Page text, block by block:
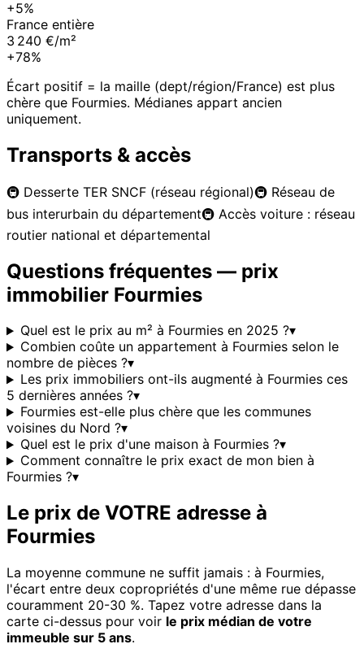
+5%
France entière
3 240 €/m²
+78%
Écart positif = la maille (dept/région/France) est plus
chère que Fourmies. Médianes appart ancien
uniquement.
Transports & accès
🚇 Desserte TER SNCF (réseau régional)🚇 Réseau de
bus interurbain du département🚇 Accès voiture : réseau
routier national et départemental
Questions fréquentes — prix
immobilier Fourmies
Quel est le prix au m² à Fourmies en 2025 ?▾
Combien coûte un appartement à Fourmies selon le
nombre de pièces ?▾
Les prix immobiliers ont-ils augmenté à Fourmies ces
5 dernières années ?▾
Fourmies est-elle plus chère que les communes
voisines du Nord ?▾
Quel est le prix d'une maison à Fourmies ?▾
Comment connaître le prix exact de mon bien à
Fourmies ?▾
Le prix de VOTRE adresse à
Fourmies
La moyenne commune ne suffit jamais : à Fourmies,
l'écart entre deux copropriétés d'une même rue dépasse
couramment 20-30 %. Tapez votre adresse dans la
carte ci-dessus pour voir le prix médian de votre
immeuble sur 5 ans.